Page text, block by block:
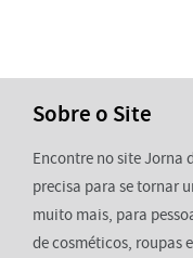
Sobre o Site
Encontre no site Jorna
precisa para se tornar
muito mais, para
de cosméticos, roupas